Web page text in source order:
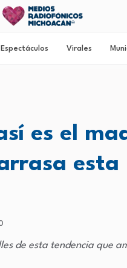
Espectáculos Virales
es el
esta
de esta tendencia que